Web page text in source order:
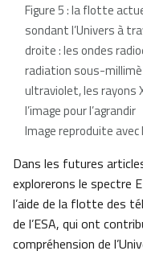
Figure 5 : la flotte
sondant l’Univers à
droite : les ondes
radiation sous-
ultraviolet, les rayons
l’image pour l’agrandir
Image reproduite
Dans les futures
explorerons le spectre
l’aide de la flotte des
de l’ESA, qui ont
compréhension de